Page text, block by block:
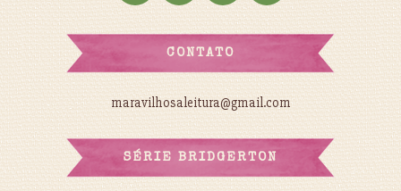
CONTATO
maravilhosaleitura@gmail.com
SÉRIE BRIDGERTON